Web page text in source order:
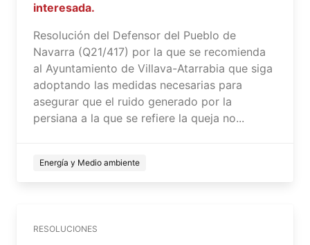
interesada.
Resolución del Defensor del Pueblo de
Navarra (Q21/417) por la que se recomienda
al Ayuntamiento de Villava-Atarrabia que siga
adoptando las medidas necesarias para
asegurar que el ruido generado por la
persiana a la que se refiere la queja no...
Energía y Medio ambiente
RESOLUCIONES